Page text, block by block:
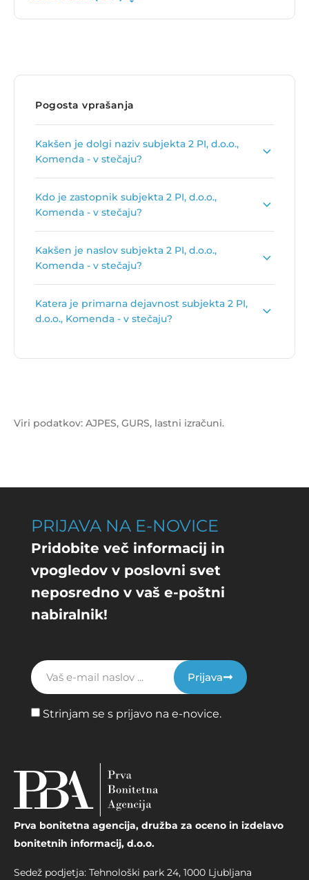
Pogosta vprašanja
Kakšen je dolgi naziv subjekta 2 PI, d.o.o.,
Komenda - v stečaju?
računalniško svetovanje, d.o.o., Komenda,
Sadarjeva ulica 10 - v stečaju
Kdo je zastopnik subjekta 2 PI, d.o.o.,
Komenda - v stečaju?
Kakšen je naslov subjekta 2 PI, d.o.o.,
Komenda - v stečaju?
Komenda.
Katera je primarna dejavnost subjekta 2 PI,
d.o.o., Komenda - v stečaju?
Komenda - v stečaju jeDrugo kreditiranje.
Viri podatkov: AJPES, GURS, lastni izračuni.
PRIJAVA NA E-NOVICE
Pridobite več informacij in
vpogledov v poslovni svet
neposredno v vaš e-poštni
nabiralnik!
Strinjam se s prijavo na e-novice.
Prijava
Prva bonitetna agencija, družba za oceno in izdelavo
bonitetnih informacij, d.o.o.
Sedež podjetja: Tehnološki park 24, 1000 Ljubljana